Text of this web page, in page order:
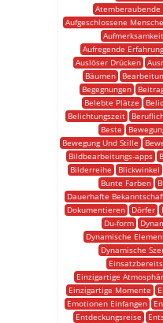
Atemberaubende
Aufgeschlossene
Aufregende Erfahrung
Auslöser Drücken
Bäumen
Begegnungen
Belebte Plätze
Belichtungszeit
Beste
Bewegung Und Stille
Bildbearbeitungs-apps
Bilderreihe
Blickwinkel
Bunte Farben
Dauerhafte
Dokumentieren
Dörfer
Du-form
Dynamische
Dynamische
Einzigartige
Einzigartige Momente
Emotionen Einfangen
Entdeckungsreise